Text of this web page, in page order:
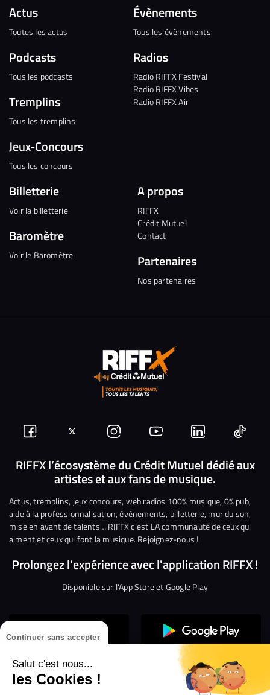
Continuer sans accepter
Salut c'est nous...
les Cookies !
Actus
Toutes les actus
Podcasts
Tous les podcasts
Tremplins
Tous les tremplins
Jeux-Concours
Tous les concours
Évènements
Tous les évènements
Radios
Radio RIFFX Festival
Radio RIFFX Vibes
Radio RIFFX Air
Billetterie
Voir la billetterie
Baromètre
Voir le Baromètre
A propos
RIFFX
Crédit Mutuel
Contact
Partenaires
Nos partenaires
Suivez-
nous
Facebook
Suivez-
nous
sur
Twitter
Nous
rejoindre
sur
Instagram
Nous
rejoindre
sur
YouTube
Nous
rejoindre
sur
Linkedin
Nous
RIFFX l’écosystème du Crédit Mutuel dédié aux
artistes et aux fans de musique.
Actus, tremplins, jeux concours, web radios 100% musique, 0% pub,
aide à la professionnalisation, événements, billetterie, mur du son,
mise en avant de talents… RIFFX c’est LA communauté de ceux qui
aiment et ceux qui font la musique. Rejoignez-nous !
Prolongez l'expérience avec l'application RIFFX !
Disponible sur l'App Store et Google Play